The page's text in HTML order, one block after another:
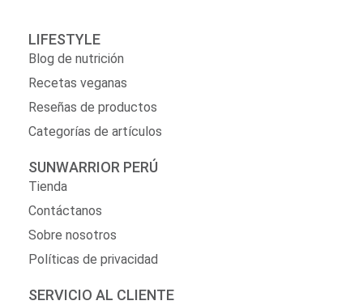
LIFESTYLE
Blog de nutrición
Recetas veganas
Reseñas de productos
Categorías de artículos
SUNWARRIOR PERÚ
Tienda
Contáctanos
Sobre nosotros
Políticas de privacidad
SERVICIO AL CLIENTE